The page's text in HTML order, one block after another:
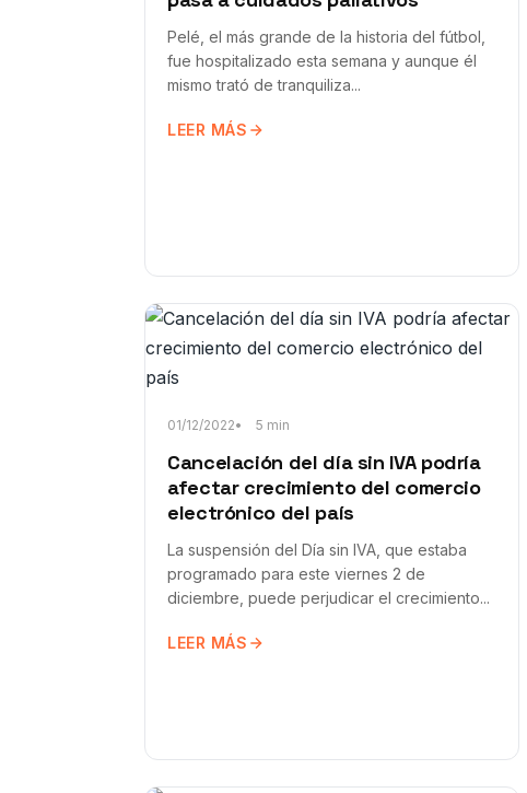
Pelé, el más grande de la historia del fútbol,
fue hospitalizado esta semana y aunque él
mismo trató de tranquiliza...
LEER MÁS
01/12/2022 5 min
Cancelación del día sin IVA podría
afectar crecimiento del comercio
electrónico del país
La suspensión del Día sin IVA, que estaba
programado para este viernes 2 de
diciembre, puede perjudicar el crecimiento...
LEER MÁS